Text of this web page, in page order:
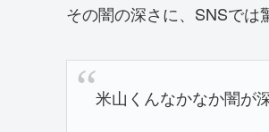
その闇の深さに、SNSでは
米山くんなかなか闇が